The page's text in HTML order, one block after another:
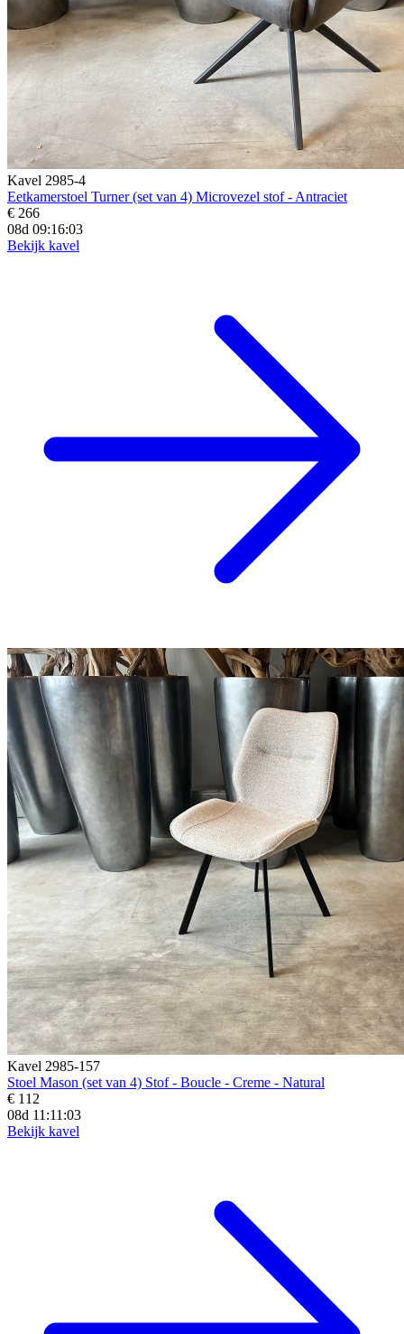
Kavel 2985-4
Eetkamerstoel Turner (set van 4) Microvezel stof - Antraciet
€ 266
08d 09:16:02
Bekijk kavel
Kavel 2985-157
Stoel Mason (set van 4) Stof - Boucle - Creme - Natural
€ 112
08d 11:11:02
Bekijk kavel